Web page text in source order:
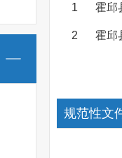
1 霍邱
2 霍邱
规范性文